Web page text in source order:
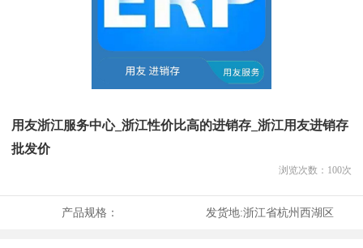
用友浙江服务中心_浙江性价比高的进销存_浙江用友进销存
批发价
浏览次数： 100次
产品规格： 发货地:浙江省杭州西湖区